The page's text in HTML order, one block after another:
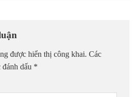
được hiển thị công khai. Các
dấu *